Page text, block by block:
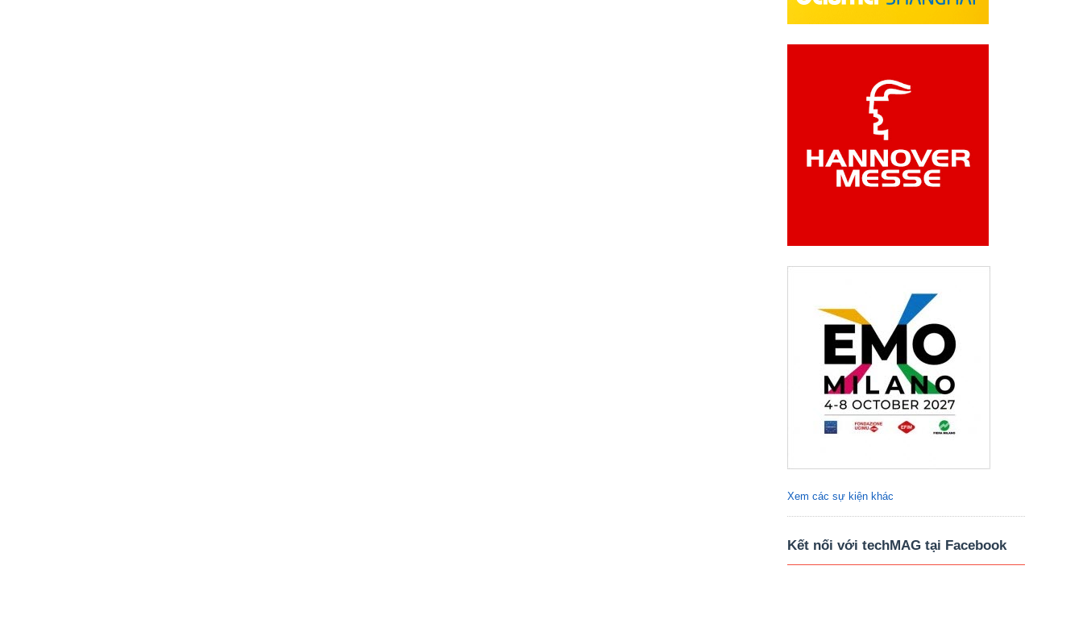
Xem các sự kiện khác
Kết nối với techMAG tại Facebook